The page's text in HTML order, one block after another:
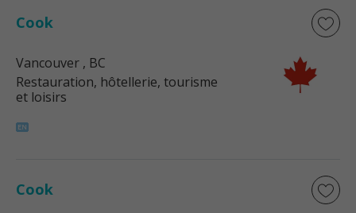
Cook
Vancouver , BC
Restauration, hôtellerie, tourisme
et loisirs
Cook